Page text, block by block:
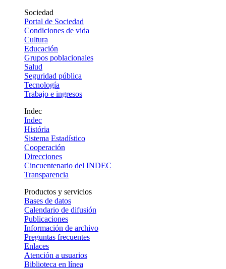
Sociedad
Portal de Sociedad
Condiciones de vida
Cultura
Educación
Grupos poblacionales
Salud
Seguridad pública
Tecnología
Trabajo e ingresos
Indec
Indec
História
Sistema Estadístico
Cooperación
Direcciones
Cincuentenario del INDEC
Transparencia
Productos y servicios
Bases de datos
Calendario de difusión
Publicaciones
Información de archivo
Preguntas frecuentes
Enlaces
Atención a usuarios
Biblioteca en línea